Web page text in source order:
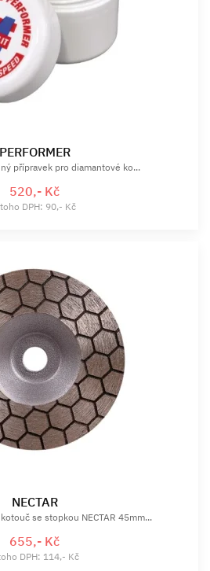
PERFORMER
přípravek pro diamantové ko...
520,- Kč
DPH: 90,- Kč
NECTAR
se stopkou NECTAR 45mm...
655,- Kč
DPH: 114,- Kč